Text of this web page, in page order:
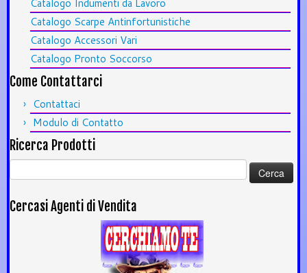
Catalogo Indumenti da Lavoro
Catalogo Scarpe Antinfortunistiche
Catalogo Accessori Vari
Catalogo Pronto Soccorso
Come Contattarci
Contattaci
Modulo di Contatto
Ricerca Prodotti
Ricerca
per:
Cercasi Agenti di Vendita